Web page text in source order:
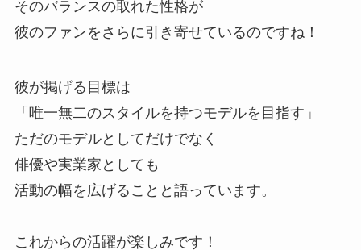
そのバランスの取れた性格が
彼のファンをさらに引き寄せているのですね！
彼が掲げる目標は
「唯一無二のスタイルを持つモデルを目指す」
ただのモデルとしてだけでなく
俳優や実業家としても
活動の幅を広げることと語っています。
これからの活躍が楽しみです！